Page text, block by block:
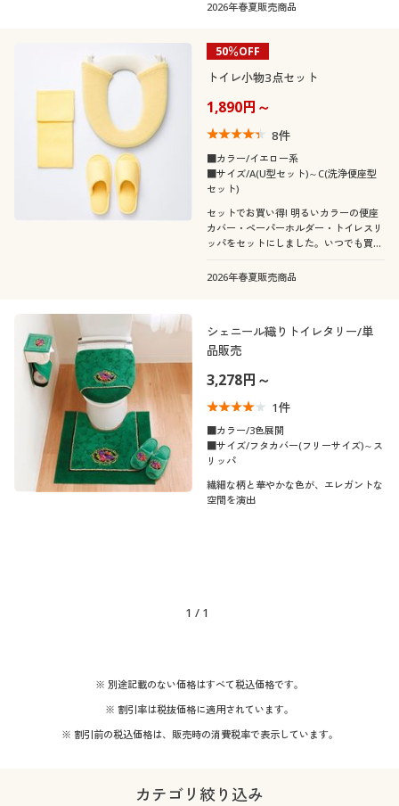
ご用意しました。
2026年春夏販売商品
50％OFF
トイレ小物3点セット
1,890円～
8件
■カラー/イエロー系
■サイズ/A(U型セット)～C(洗浄便座型
セット)
セットでお買い得! 明るいカラーの便座
カバー・ペーパーホルダー・トイレスリ
ッパをセットにしました。いつでも買い
です。
2026年春夏販売商品
シェニール織りトイレタリー/単
品販売
3,278円～
1件
■カラー/3色展開
■サイズ/フタカバー(フリーサイズ)～ス
リッパ
繊細な柄と華やかな色が、エレガントな
空間を演出
1 / 1
※ 別途記載のない価格はすべて税込価格です。
※ 割引率は税抜価格に適用されています。
※ 割引前の税込価格は、販売時の消費税率で表示しています。
カテゴリ絞り込み